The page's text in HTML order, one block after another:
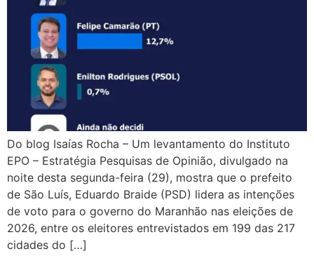
Do blog Isaías Rocha – Um levantamento do Instituto
EPO – Estratégia Pesquisas de Opinião, divulgado na
noite desta segunda-feira (29), mostra que o prefeito
de São Luís, Eduardo Braide (PSD) lidera as intenções
de voto para o governo do Maranhão nas eleições de
2026, entre os eleitores entrevistados em 199 das 217
cidades do […]